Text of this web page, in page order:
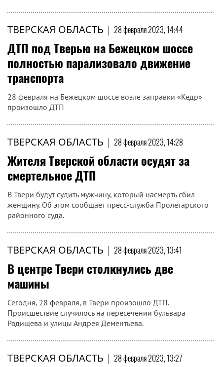
ТВЕРСКАЯ ОБЛАСТЬ | 28 февраля 2023, 14:44
ДТП под Тверью на Бежецком шоссе
полностью парализовало движение
транспорта
28 февраля на Бежецком шоссе возле заправки «Кедр»
произошло ДТП
ТВЕРСКАЯ ОБЛАСТЬ | 28 февраля 2023, 14:28
Жителя Тверской области осудят за
смертельное ДТП
В Твери будут судить мужчину, который насмерть сбил
женщину. Об этом сообщает пресс-служба Пролетарского
районного суда.
ТВЕРСКАЯ ОБЛАСТЬ | 28 февраля 2023, 13:41
В центре Твери столкнулись две
машины
Сегодня, 28 февраля, в Твери произошло ДТП.
Происшествие случилось на пересечении бульвара
Радищева и улицы Андрея Дементьева.
ТВЕРСКАЯ ОБЛАСТЬ | 28 февраля 2023, 13:27